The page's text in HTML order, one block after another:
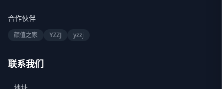
合作伙伴
颜值之家 YZZJ yzzj
联系我们